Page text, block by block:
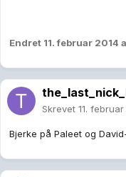
Endret 11. februar 2014
Skrevet 11. februar
Bjerke på Paleet og